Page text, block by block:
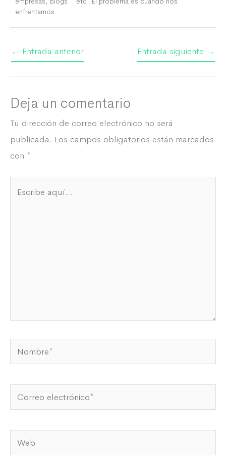
enfrentamos
← Entrada anterior Entrada siguiente →
Deja un comentario
Tu dirección de correo electrónico no será
publicada. Los campos obligatorios están marcados
con *
Nombre*
Correo
electrónico*
Web